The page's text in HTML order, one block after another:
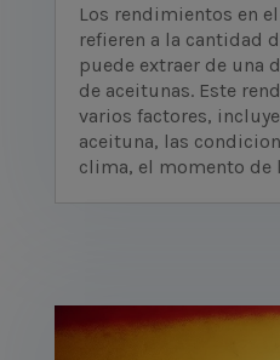
Los rendimientos en
refieren a la cantidad
puede extraer de una
de aceitunas. Este
varios factores,
aceituna, las
clima, el momento de